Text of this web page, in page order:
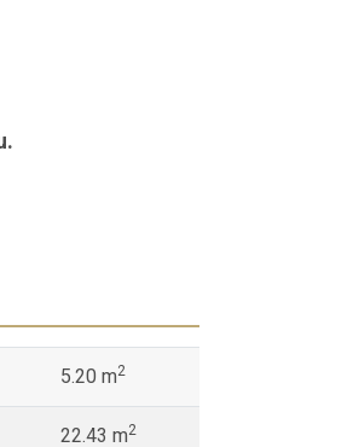
5.20 m2
22.43 m2